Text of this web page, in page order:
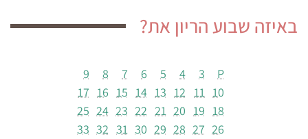
באיזה שבוע הריון את?
P
3
4
5
6
7
8
9
10
11
12
13
14
15
16
17
18
19
20
21
22
23
24
25
26
27
28
29
30
31
32
33